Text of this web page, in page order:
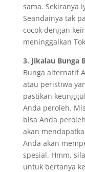
sama. Sekiranya
Seandainya tak
cocok dengan
meninggalkan
3. Jikalau Bunga
Bunga alternatif
atau peristiwa
pastikan
Anda peroleh.
bisa Anda
akan
Anda akan
spesial. Hmm,
untuk bertanya